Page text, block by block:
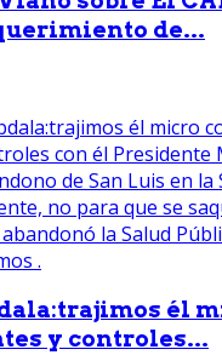
de...
él
y controles...